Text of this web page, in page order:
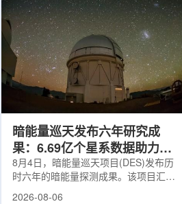
核磁共振成像仪。该设备若按计划
完...
暗能量巡天发布六年研究成
果：6.69亿个星系数据助力约
束宇宙加速膨胀
8月4日，暗能量巡天项目(DES)发布历
时六年的暗能量探测成果。该项目汇总
2026-08-06